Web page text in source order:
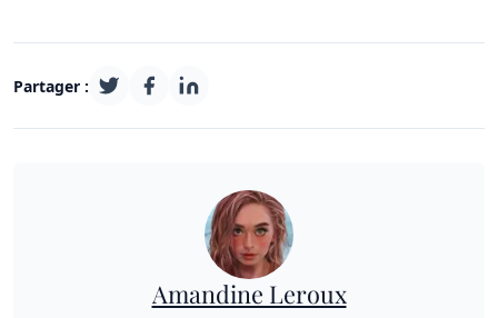
Partager :
Amandine Leroux